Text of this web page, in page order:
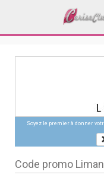
Soyez le premier à donner
Code promo